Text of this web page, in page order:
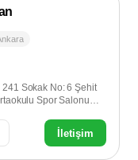
Sokak No: 6 Şehit
Spor Salonu
İletişim